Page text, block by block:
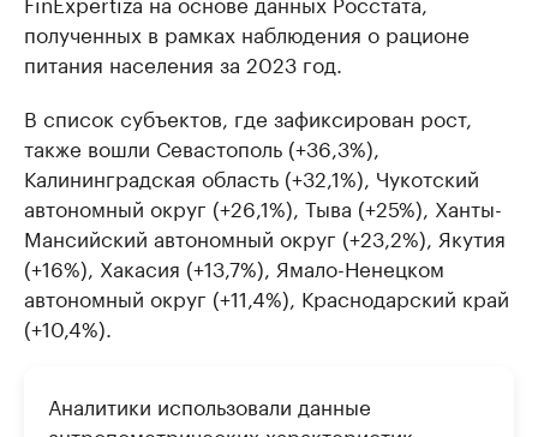
полученных в рамках наблюдения о рационе
питания населения за 2023 год.
В список субъектов, где зафиксирован рост,
также вошли Севастополь (+36,3%),
Калининградская область (+32,1%), Чукотский
автономный округ (+26,1%), Тыва (+25%), Ханты-
Мансийский автономный округ (+23,2%), Якутия
(+16%), Хакасия (+13,7%), Ямало-Ненецком
автономный округ (+11,4%), Краснодарский край
(+10,4%).
Аналитики использовали данные